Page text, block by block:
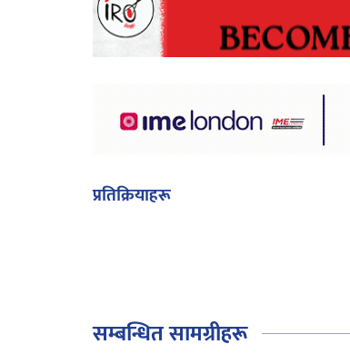
प्रतिक्रियाहरू
सम्बन्धित सामग्रीहरू